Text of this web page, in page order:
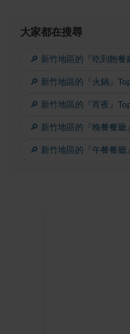
大家都在搜尋
🔎 新竹地區的『吃到飽餐
🔎 新竹地區的『火鍋』
🔎 新竹地區的『宵夜』
🔎 新竹地區的『晚餐餐廳
🔎 新竹地區的『午餐餐廳